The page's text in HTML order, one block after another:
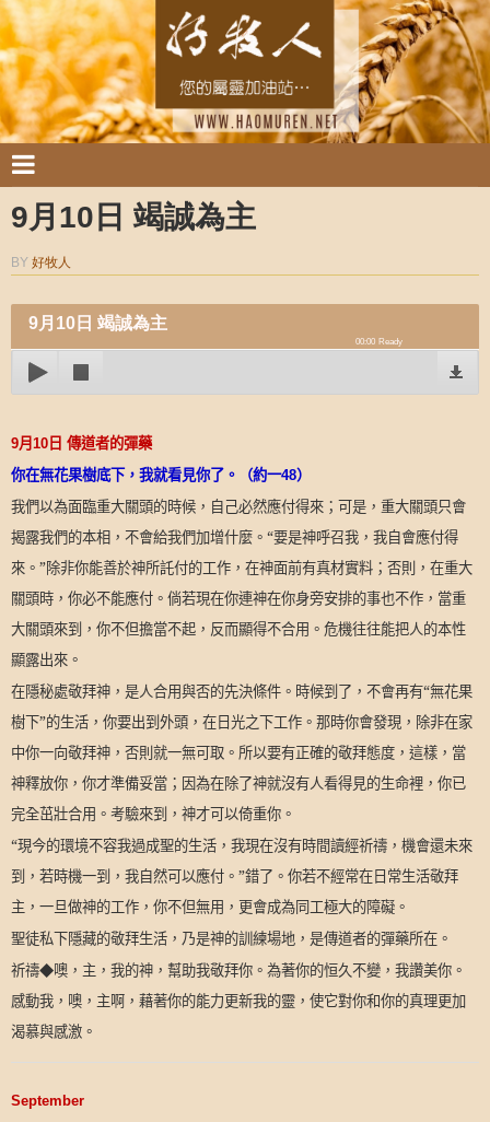
9月10日 竭誠為主
BY 好牧人
9月10日 竭誠為主
00:00 Ready
9月 10 日 傳道者的彈藥
你在無花果樹底下，我就看見你了。（約一48）
我們以為面臨重大關頭的時候，自己必然應付得來；可是，重大關頭只會
揭露我們的本相，不會給我們加增什麼。“要是神呼召我，我自會應付得
來。”除非你能善於神所託付的工作，在神面前有真材實料；否則，在重大
關頭時，你必不能應付。倘若現在你連神在你身旁安排的事也不作，當重
大關頭來到，你不但擔當不起，反而顯得不合用。危機往往能把人的本性
顯露出來。
在隱秘處敬拜神，是人合用與否的先決條件。時候到了，不會再有“無花果
樹下”的生活，你要出到外頭，在日光之下工作。那時你會發現，除非在家
中你一向敬拜神，否則就一無可取。所以要有正確的敬拜態度，這樣，當
神釋放你，你才準備妥當；因為在除了神就沒有人看得見的生命裡，你已
完全茁壯合用。考驗來到，神才可以倚重你。
“現今的環境不容我過成聖的生活，我現在沒有時間讀經祈禱，機會還未來
到，若時機一到，我自然可以應付。”錯了。你若不經常在日常生活敬拜
主，一旦做神的工作，你不但無用，更會成為同工極大的障礙。
聖徒私下隱藏的敬拜生活，乃是神的訓練場地，是傳道者的彈藥所在。
祈禱◆噢，主，我的神，幫助我敬拜你。為著你的恒久不變，我讚美你。
感動我，噢，主啊，藉著你的能力更新我的靈，使它對你和你的真理更加
渴慕與感激。
September